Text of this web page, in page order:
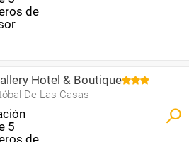
Hotel & Boutique
De Las Casas